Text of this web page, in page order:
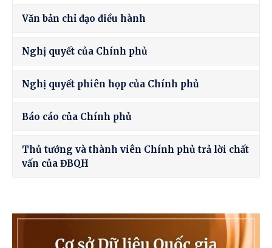
Văn bản chỉ đạo điều hành
Nghị quyết của Chính phủ
Nghị quyết phiên họp của Chính phủ
Báo cáo của Chính phủ
Thủ tướng và thành viên Chính phủ trả lời chất
vấn của ĐBQH